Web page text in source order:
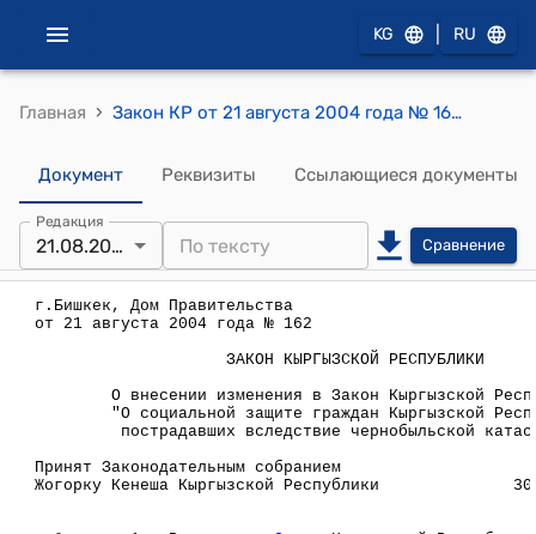
KG RU
Главная › Закон КР от 21 августа 2004 года № 162 " О внесении изменения в Закон Кыргызской Республики "О социальной защите граждан Кыргызской Республики, пострадавших вследствие чернобыльской катастрофы"
Документ Реквизиты Ссылающиеся документы
Редакция
21.08.2004 Сравнение